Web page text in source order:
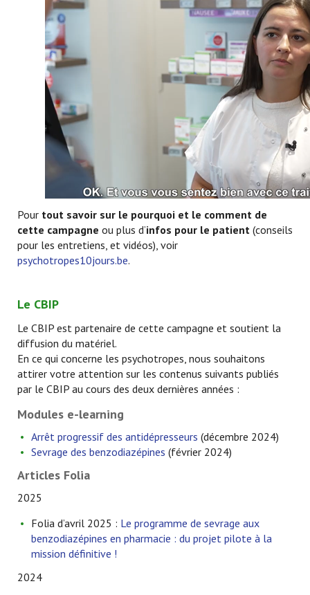
Pour tout savoir sur le pourquoi et le comment de
cette campagne ou plus d’infos pour le patient (conseils
pour les entretiens, et vidéos), voir
psychotropes10jours.be.
Le CBIP
Le CBIP est partenaire de cette campagne et soutient la
diffusion du matériel.
En ce qui concerne les psychotropes, nous souhaitons
attirer votre attention sur les contenus suivants publiés
par le CBIP au cours des deux dernières années :
Modules e-learning
Arrêt progressif des antidépresseurs (décembre 2024)
Sevrage des benzodiazépines (février 2024)
Articles Folia
2025
Folia d’avril 2025 : Le programme de sevrage aux
benzodiazépines en pharmacie : du projet pilote à la
mission définitive !
2024